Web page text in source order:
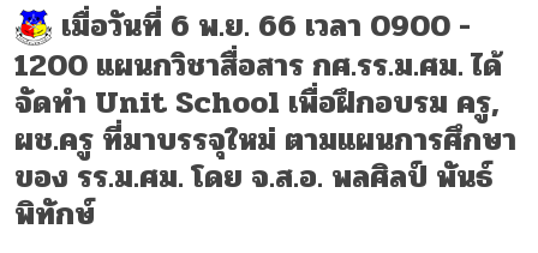
เมื่อวันที่ 6 พ.ย. 66 เวลา 0900 -
1200 แผนกวิชาสื่อสาร กศ.รร.ม.ศม. ได้
จัดทำ Unit School เพื่อฝึกอบรม ครู,
ผช.ครู ที่มาบรรจุใหม่ ตามแผนการศึกษา
ของ รร.ม.ศม. โดย จ.ส.อ. พลศิลป์ พันธ์
พิทักษ์